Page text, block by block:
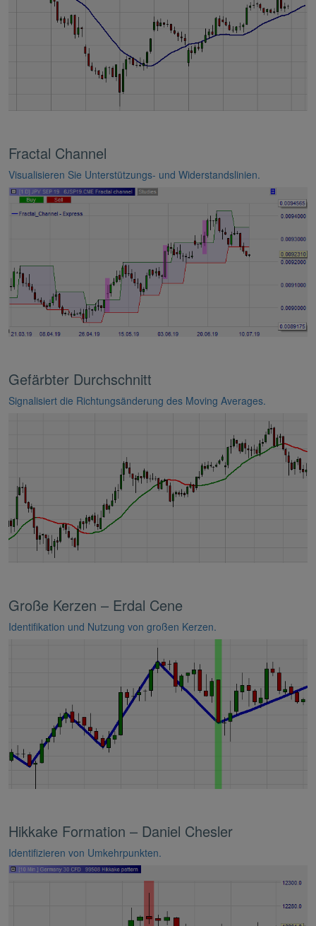
Fractal Channel
Visualisieren Sie Unterstützungs- und Widerstandslinien.
Gefärbter Durchschnitt
Signalisiert die Richtungsänderung des Moving Averages.
Große Kerzen – Erdal Cene
Identifikation und Nutzung von großen Kerzen.
Hikkake Formation – Daniel Chesler
Identifizieren von Umkehrpunkten.